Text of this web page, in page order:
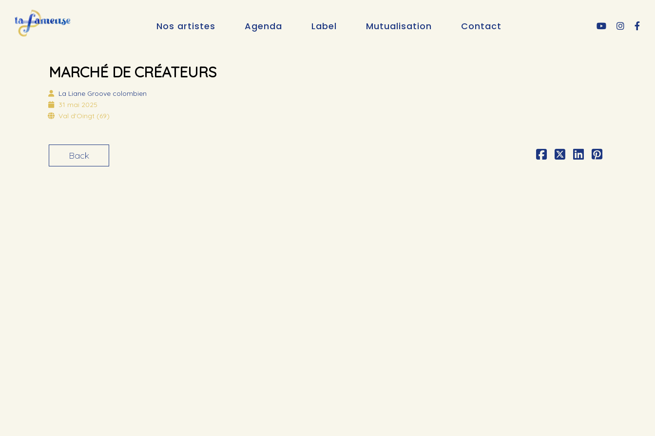
Nos artistes Agenda Label Mutualisation Contact
MARCHÉ DE CRÉATEURS
La Liane Groove colombien
31 mai 2025
Val d'Oingt (69)
Back